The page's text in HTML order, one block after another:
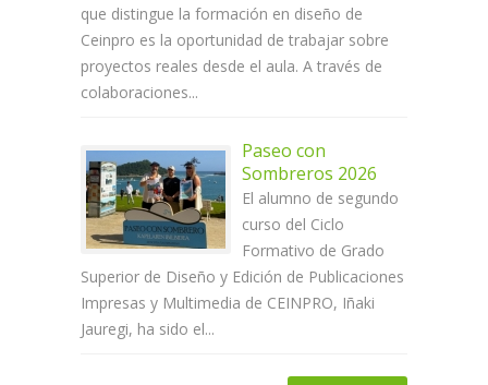
que distingue la formación en diseño de
Ceinpro es la oportunidad de trabajar sobre
proyectos reales desde el aula. A través de
colaboraciones...
Paseo con
Sombreros 2026
El alumno de segundo
curso del Ciclo
Formativo de Grado
Superior de Diseño y Edición de Publicaciones
Impresas y Multimedia de CEINPRO, Iñaki
Jauregi, ha sido el...